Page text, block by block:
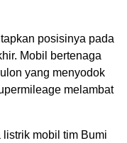
posisinya pada
Mobil bertenaga
yang menyodok
melambat
mobil tim Bumi